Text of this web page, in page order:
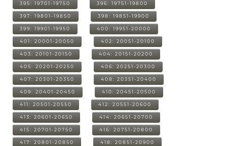
395: 19701-19750 396: 19751-19800
397: 19801-19850 398: 19851-19900
399: 19901-19950 400: 19951-20000
401: 20001-20050 402: 20051-20100
403: 20101-20150 404: 20151-20200
405: 20201-20250 406: 20251-20300
407: 20301-20350 408: 20351-20400
409: 20401-20450 410: 20451-20500
411: 20501-20550 412: 20551-20600
413: 20601-20650 414: 20651-20700
415: 20701-20750 416: 20751-20800
417: 20801-20850 418: 20851-20900